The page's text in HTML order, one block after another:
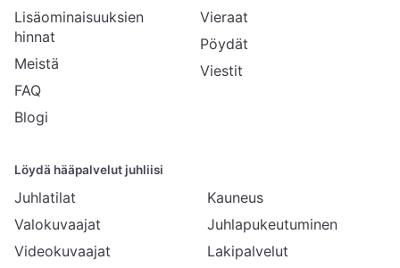
Lisäominaisuuksien
hinnat
Meistä
FAQ
Blogi
Vieraat
Pöydät
Viestit
Löydä hääpalvelut juhliisi
Juhlatilat
Valokuvaajat
Videokuvaajat
Kauneus
Juhlapukeutuminen
Lakipalvelut